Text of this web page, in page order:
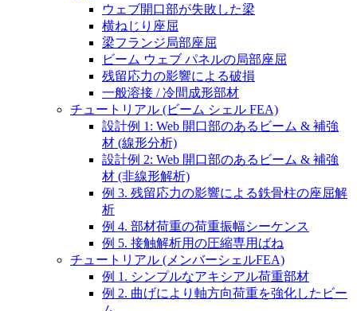
ウェブ開口部が失敗した梁
横ねじり座屈
梁フランジ局部座屈
ビーム ウェブ パネルの局部座屈
残留応力の影響による破損
一般溶接 / 冷間成形部材
チュートリアル (ビーム シェル FEA)
設計例 1: Web 開口部のあるビーム & 補強
材 (線形分析)
設計例 2: Web 開口部のあるビーム & 補強
材 (非線形解析)
例 3. 残留応力の影響による鉄骨柱の座屈解
析
例 4. 部材荷重の荷重振幅シーケンス
例 5. 接触解析用の圧縮専用ばね
チュートリアル (メンバーシェルFEA)
例 1. シンプルなアキシアル荷重部材
例 2. 曲げにより軸方向荷重を強化したビー